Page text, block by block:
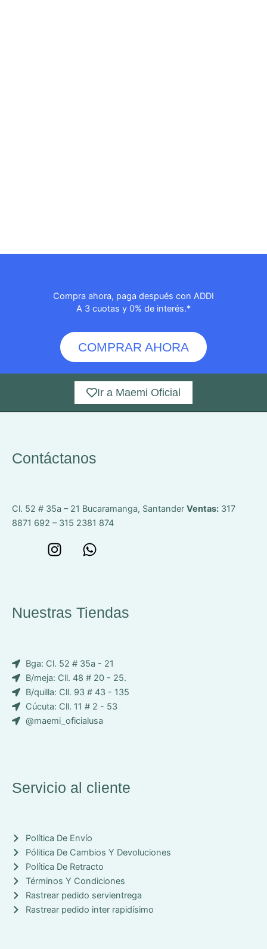
Compra ahora, paga después con ADDI
A 3 cuotas y 0% de interés.*
COMPRAR AHORA
Ir a Maemi Oficial
Contáctanos
Cl. 52 # 35a – 21 Bucaramanga, Santander Ventas: 317
8871 692 – 315 2381 874
e
p
c
o
n
-
f
b
k
I
a
g
m
W
s
a
Nuestras Tiendas
Bga: Cl. 52 # 35a - 21
B/meja: Cll. 48 # 20 - 25.
B/quilla: Cll. 93 # 43 - 135
Cúcuta: Cll. 11 # 2 - 53
@maemi_oficialusa
Servicio al cliente
Política De Envío
Pólitica De Cambios Y Devoluciones
Política De Retracto
Términos Y Condiciones
Rastrear pedido servientrega
Rastrear pedido inter rapidísimo